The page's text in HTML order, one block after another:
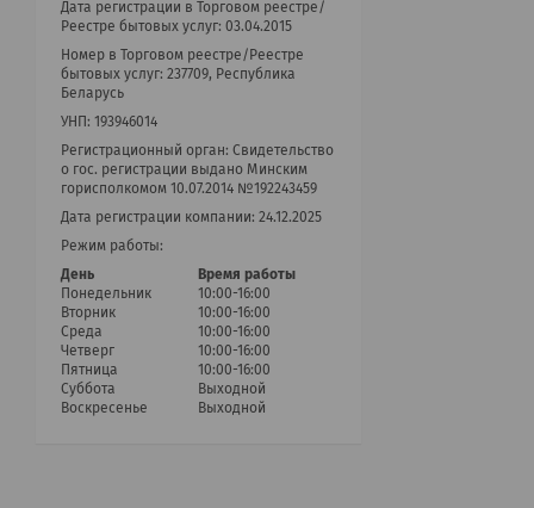
Дата регистрации в Торговом реестре/
Реестре бытовых услуг: 03.04.2015
Номер в Торговом реестре/Реестре
бытовых услуг: 237709, Республика
Беларусь
УНП: 193946014
Регистрационный орган: Cвидетельство
о гос. регистрации выдано Минским
горисполкомом 10.07.2014 №192243459
Дата регистрации компании: 24.12.2025
Режим работы:
День
Время работы
Понедельник
10:00-16:00
Вторник
10:00-16:00
Среда
10:00-16:00
Четверг
10:00-16:00
Пятница
10:00-16:00
Суббота
Выходной
Воскресенье
Выходной